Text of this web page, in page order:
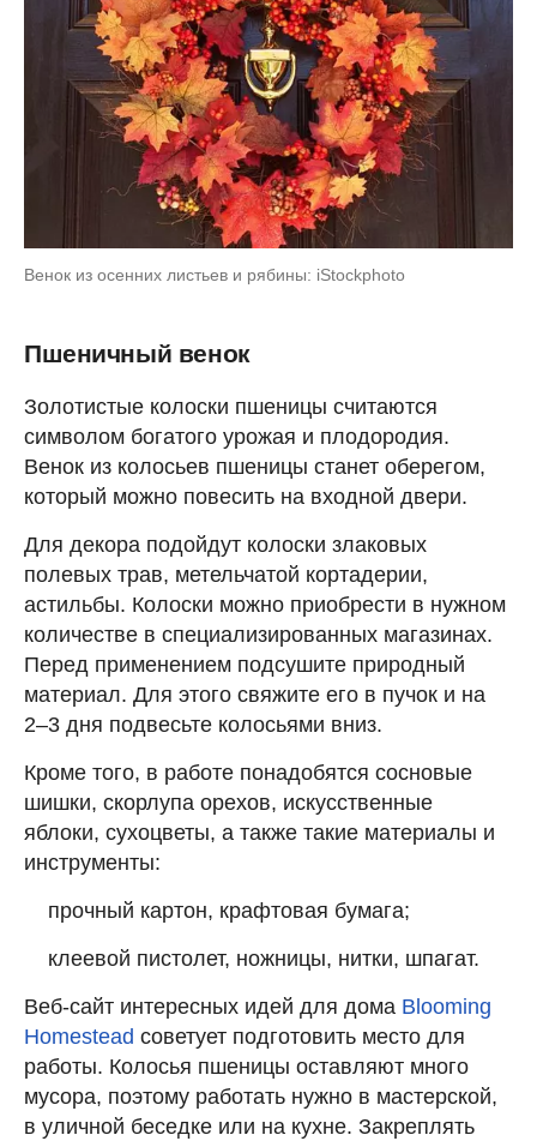
Венок из осенних листьев и рябины: iStockphoto
Пшеничный венок
Золотистые колоски пшеницы считаются
символом богатого урожая и плодородия.
Венок из колосьев пшеницы станет оберегом,
который можно повесить на входной двери.
Для декора подойдут колоски злаковых
полевых трав, метельчатой кортадерии,
астильбы. Колоски можно приобрести в нужном
количестве в специализированных магазинах.
Перед применением подсушите природный
материал. Для этого свяжите его в пучок и на
2–3 дня подвесьте колосьями вниз.
Кроме того, в работе понадобятся сосновые
шишки, скорлупа орехов, искусственные
яблоки, сухоцветы, а также такие материалы и
инструменты:
прочный картон, крафтовая бумага;
клеевой пистолет, ножницы, нитки, шпагат.
Веб-сайт интересных идей для дома Blooming
Homestead советует подготовить место для
работы. Колосья пшеницы оставляют много
мусора, поэтому работать нужно в мастерской,
в уличной беседке или на кухне. Закреплять